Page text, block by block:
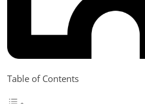
Table of Contents